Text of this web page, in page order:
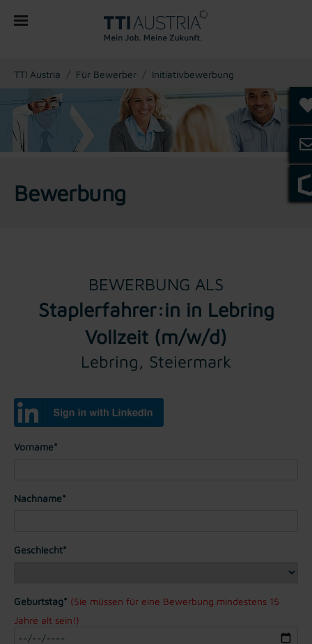
You are here:
TTI Austria Für Bewerber Initiativbewerbung
Bewerbung
BEWERBUNG ALS
Staplerfahrer:in in Lebring
Vollzeit (m/w/d)
Lebring, Steiermark
Vorname*
Nachname*
Geschlecht*
Geburtstag* (Sie müssen für eine Bewerbung mindestens 15
Jahre alt sein!)